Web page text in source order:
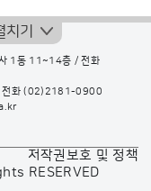
치기
1동 11~14층 / 전화
전화(02)2181-0900
저작권보호 및 정책
RESERVED